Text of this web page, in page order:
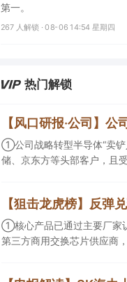
第一。
267 人解锁 ·08-06 14:54 星期四
热门解锁
①公司战略转型半导体“卖铲
储、京东方等头部客户，且
①核心产品已通过主要厂家
第三方商用交换芯片供应商